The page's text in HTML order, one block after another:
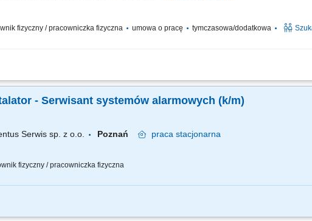
fizyczny / pracowniczka fizyczna umowa o pracę tymczasowa/dodatkowa
obowiązków: montaż urządzeń do uzdatniania i oczyszczania wody, obsługa serwisowa
- Serwisant systemów alarmowych (k/m)
Serwis sp. z o.o. Poznań praca stacjonarna
fizyczny / pracowniczka fizyczna
przed Tobą: montaż systemów zabezpieczeń elektronicznych serwis, przeglądy i